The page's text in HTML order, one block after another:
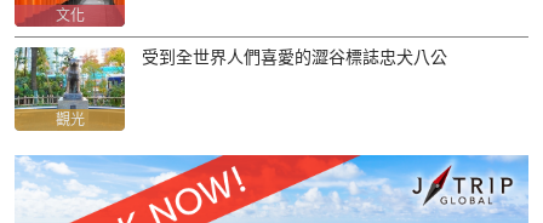
文化
觀光
受到全世界人們喜愛的澀谷標誌忠犬八公